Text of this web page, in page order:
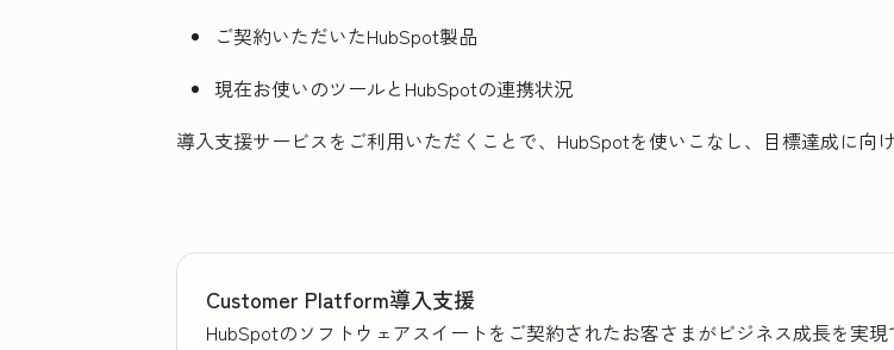
ご契約いただいたHubSpot製品
現在お使いのツールとHubSpotの連携状況
導入支援サービスをご利用いただくことで、HubSpotを使いこなし、目標達成に向
Customer Platform導入支援
HubSpotのソフトウェアスイートをご契約されたお客さまがビジネス成長を実